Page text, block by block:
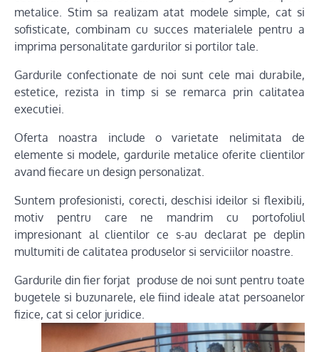
metalice. Stim sa realizam atat modele simple, cat si
sofisticate, combinam cu succes materialele pentru a
imprima personalitate gardurilor si portilor tale.
Gardurile confectionate de noi sunt cele mai durabile,
estetice, rezista in timp si se remarca prin calitatea
executiei.
Oferta noastra include o varietate nelimitata de
elemente si modele, gardurile metalice oferite clientilor
avand fiecare un design personalizat.
Suntem profesionisti, corecti, deschisi ideilor si flexibili,
motiv pentru care ne mandrim cu portofoliul
impresionant al clientilor ce s-au declarat pe deplin
multumiti de calitatea produselor si serviciilor noastre.
Gardurile din fier forjat produse de noi sunt pentru toate
bugetele si buzunarele, ele fiind ideale atat persoanelor
fizice, cat si celor juridice.